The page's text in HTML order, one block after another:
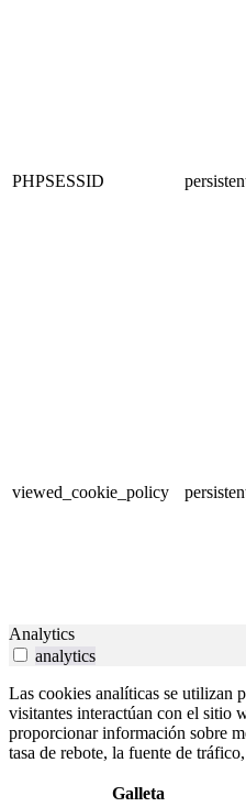
PHPSESSID
viewed_cookie_policy
Analytics
analytics
Las cookies analíticas se utilizan
visitantes interactúan con el sitio
proporcionar información sobre
tasa de rebote, la fuente de
Galleta